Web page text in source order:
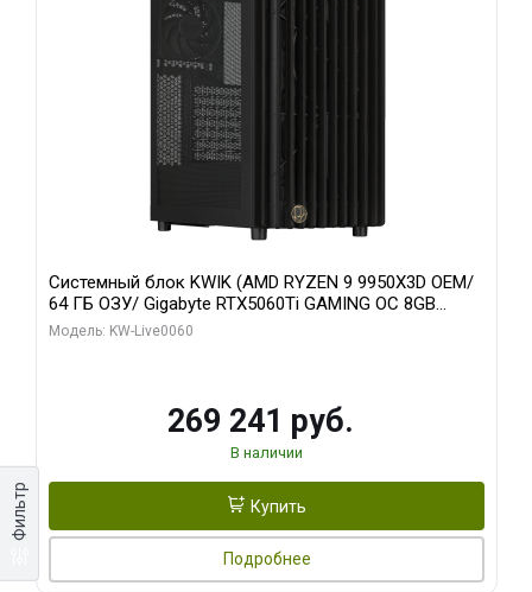
Фильтр
Системный блок KWIK (AMD RYZEN 9 9950X3D OEM/
64 ГБ ОЗУ/ Gigabyte RTX5060Ti GAMING OC 8GB
GDDR7 128bit 3xDP H/ 1 ТБ SSD)
Модель: KW-Live0060
269 241 руб.
В наличии
Купить
Подробнее